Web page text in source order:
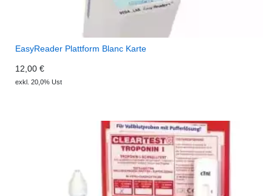
EasyReader Plattform Blanc Karte
12,00 €
exkl. 20,0% Ust